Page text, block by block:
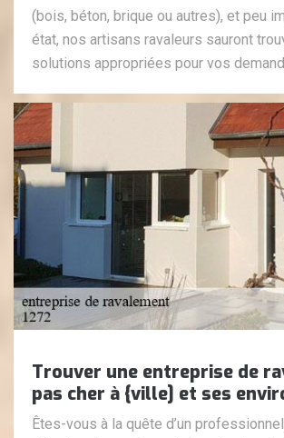
(bois, béton, brique ou autres), et peu
état, nos artisans ravaleurs sauront
solutions appropriées pour vos
Trouver une entreprise de
pas cher à {ville] et ses
Êtes-vous à la quête d’un